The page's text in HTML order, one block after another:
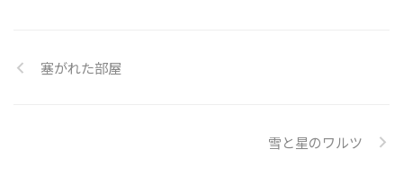
塞がれた部屋
雪と星のワルツ